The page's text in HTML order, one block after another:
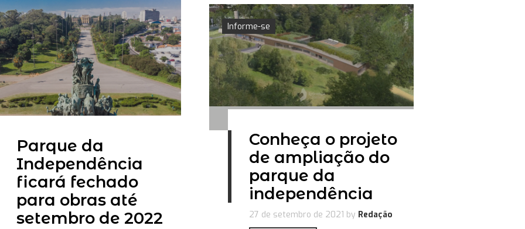
Parque da
Independência
ficará fechado
para obras até
setembro de 2022
Informe-se
Conheça o projeto
de ampliação do
parque da
independência
27 de setembro de 2021 by Redação